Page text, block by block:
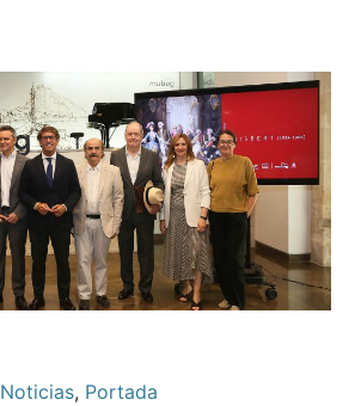
Noticias, Portada